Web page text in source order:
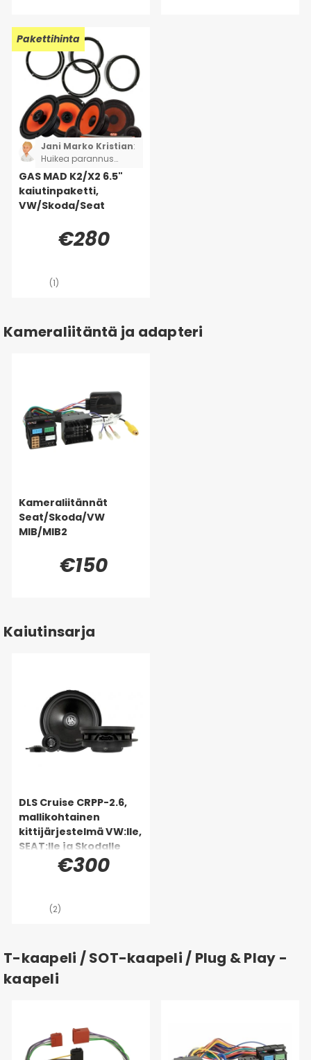
Pakettihinta
Jani Marko Kristian:
Huikea parannus
verrattuna tyttäreni
pienen Polon
alkuperäisiin
kaiuttimiin. Hän oli
vähän bassoa jäi
sitten
GAS MAD K2/X2 6.5"
kaiutinpaketti,
VW/Skoda/Seat
€280
(1)
Kameraliitäntä ja adapteri
Kameraliitännät
Seat/Skoda/VW
MIB/MIB2
€150
Kaiutinsarja
DLS Cruise CRPP-2.6,
mallikohtainen
kittijärjestelmä VW:lle,
SEAT:lle ja Skodalle
€300
(2)
T-kaapeli / SOT-kaapeli / Plug & Play -
kaapeli